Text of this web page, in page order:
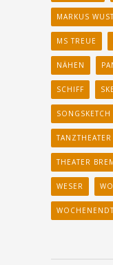
MARKUS
MS TREUE
NÄHEN
SCHIFF
SONGSKETCH
TANZTHEATER
THEATER
WESER